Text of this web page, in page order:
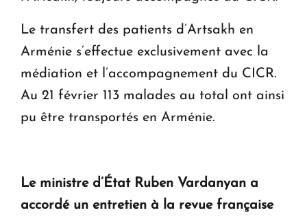
Le transfert des patients d’Artsakh en
Arménie s’effectue exclusivement avec la
médiation et l’accompagnement du CICR.
Au 21 février 113 malades au total ont ainsi
pu être transportés en Arménie.
Le ministre d’État Ruben Vardanyan a
accordé un entretien à la revue française